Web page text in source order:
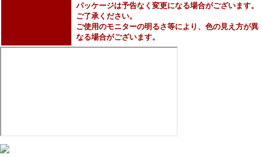
パッケージは予告なく変更になる場合がございます。
ご了承ください。
ご使用のモニターの明るさ等により、色の見え方が異
なる場合がございます。